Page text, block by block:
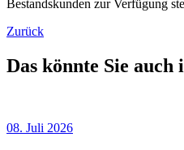
Bestandskunden zur Verfügung
Zurück
Das könnte Sie auch
08. Juli 2026